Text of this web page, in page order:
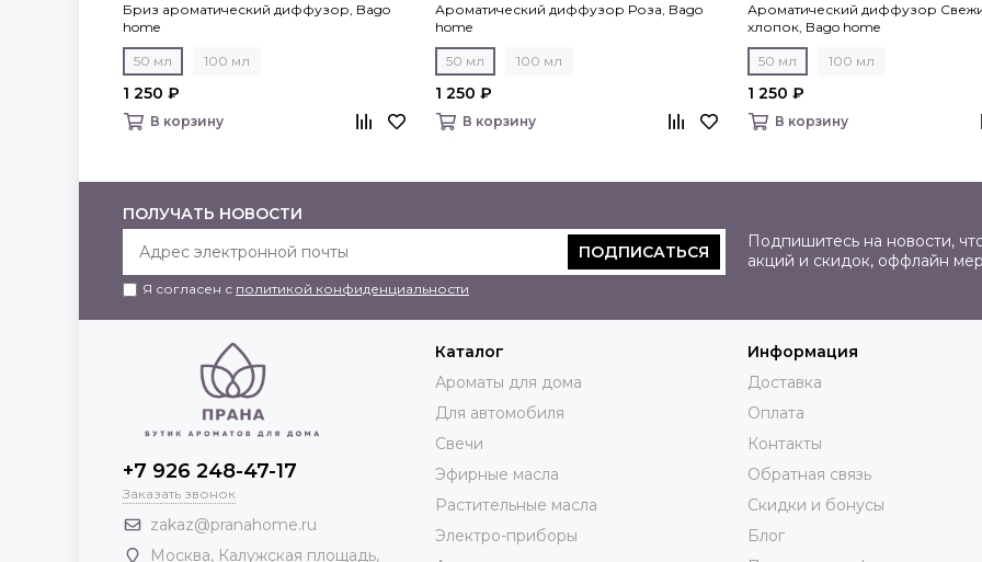
Бриз ароматический диффузор, Bago
home
50 мл 100 мл
1 250 ₽
В корзину
Ароматический диффузор Роза, Bago
home
50 мл 100 мл
1 250 ₽
В корзину
Ароматический диффузор
хлопок, Bago home
50 мл 100 мл
1 250 ₽
В корзину
ПОЛУЧАТЬ НОВОСТИ
ПОДПИСАТЬСЯ
Я согласен с политикой конфиденциальности
Подпишитесь на новости,
акций и скидок, оффлайн
+7 926 248-47-17
Заказать звонок
zakaz@pranahome.ru
Москва, Калужская площадь,
Каталог
Ароматы для дома
Для автомобиля
Свечи
Эфирные масла
Растительные масла
Электро-приборы
Информация
Доставка
Оплата
Контакты
Обратная связь
Скидки и бонусы
Блог